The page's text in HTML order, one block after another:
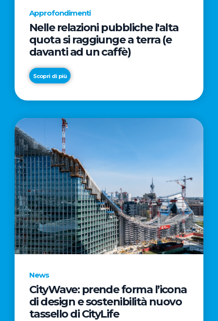
Approfondimenti
Nelle relazioni pubbliche l'alta
quota si raggiunge a terra (e
davanti ad un caffè)
Scopri di più
News
CityWave: prende forma l’icona
di design e sostenibilità nuovo
tassello di CityLife
News